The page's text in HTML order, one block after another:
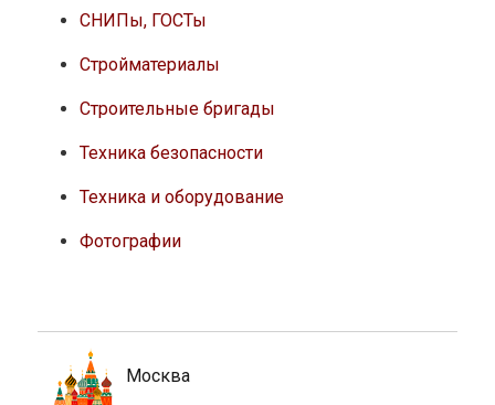
СНИПы, ГОСТы
Стройматериалы
Строительные бригады
Техника безопасности
Техника и оборудование
Фотографии
Москва